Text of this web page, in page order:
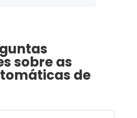
sobre as
de